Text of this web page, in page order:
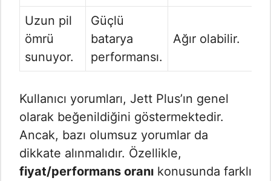
Uzun pil
ömrü
sunuyor.
Güçlü
batarya
performansı.
Ağır olabilir.
Kullanıcı yorumları, Jett Plus’ın genel
olarak beğenildiğini göstermektedir.
Ancak, bazı olumsuz yorumlar da
dikkate alınmalıdır. Özellikle,
fiyat/performans oranı konusunda farklı